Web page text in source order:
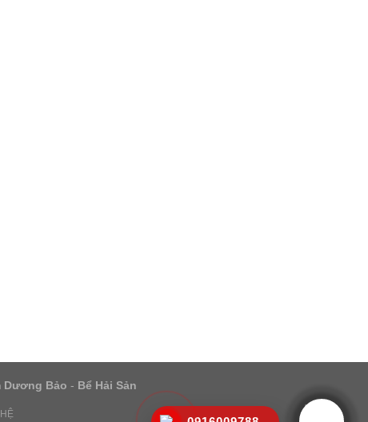
Dương Bảo - Bể Hải Sản